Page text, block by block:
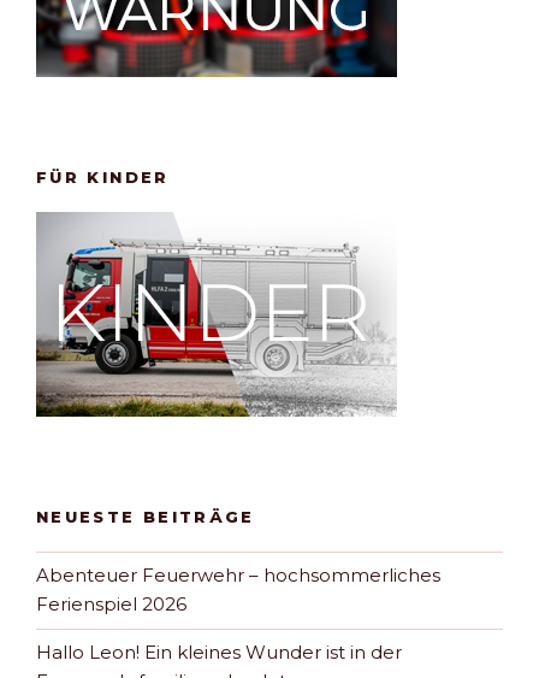
FÜR KINDER
NEUESTE BEITRÄGE
Abenteuer Feuerwehr – hochsommerliches
Ferienspiel 2026
Hallo Leon! Ein kleines Wunder ist in der